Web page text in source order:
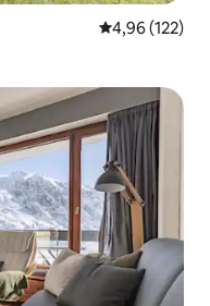
Gemiddelde
4,96 (122)